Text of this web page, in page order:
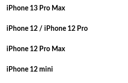
iPhone 13 Pro Max
iPhone 12 / iPhone 12 Pro
iPhone 12 Pro Max
iPhone 12 mini